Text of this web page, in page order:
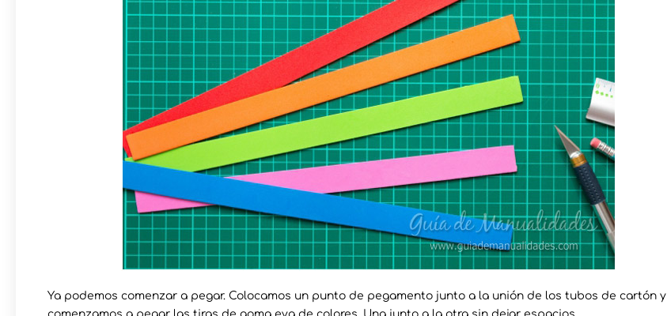
Ya podemos comenzar a pegar. Colocamos un punto de pegamento junto a la unión de los tubos de cartón y